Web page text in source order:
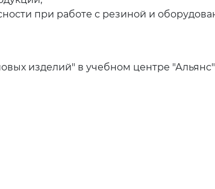
при работе с резиной и
изделий" в учебном центре